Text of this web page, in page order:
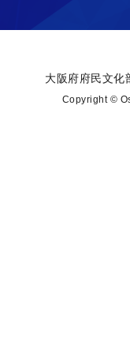
大阪府府民文化
Copyright ©